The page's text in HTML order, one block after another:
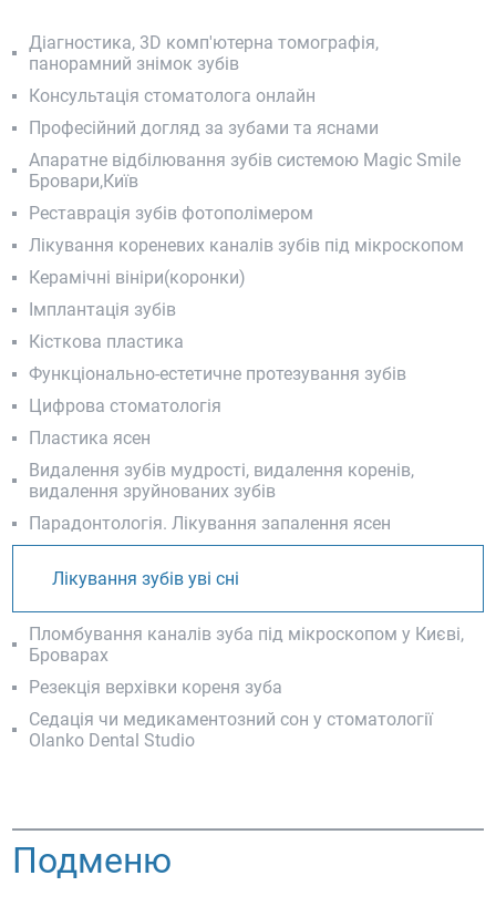
Діагностика, 3D комп'ютерна томографія,
панорамний знімок зубів
Консультація стоматолога онлайн
Професійний догляд за зубами та яснами
Апаратне відбілювання зубів системою Magic Smile
Бровари,Київ
Реставрація зубів фотополімером
Лікування кореневих каналів зубів під мікроскопом
Керамічні вініри(коронки)
Імплантація зубів
Кісткова пластика
Функціонально-естетичне протезування зубів
Цифрова стоматологія
Пластика ясен
Видалення зубів мудрості, видалення коренів,
видалення зруйнованих зубів
Парадонтологія. Лікування запалення ясен
Лікування зубів уві сні
Пломбування каналів зуба під мікроскопом у Києві,
Броварах
Резекція верхівки кореня зуба
Седація чи медикаментозний сон у стоматології
Olanko Dental Studio
Подменю